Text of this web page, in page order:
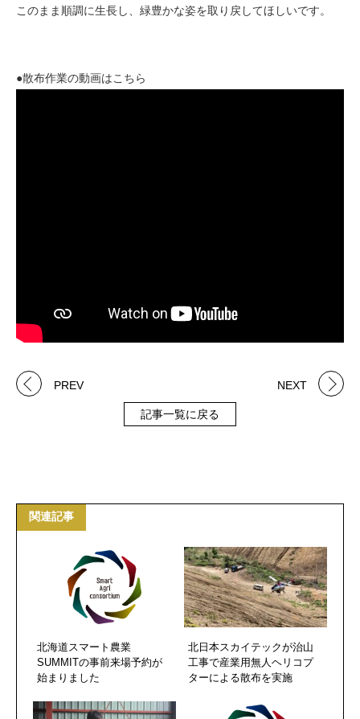
このまま順調に生長し、緑豊かな姿を取り戻してほしいです。
●散布作業の動画はこちら
PREV
記事一覧に戻る
NEXT
関連記事
北海道スマート農業
SUMMITの事前来場予約が
始まりました
北日本スカイテックが治山
工事で産業用無人ヘリコプ
ターによる散布を実施